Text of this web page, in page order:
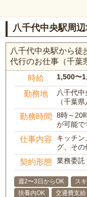
八千代中央駅周
八千代中央駅から徒
代行のお仕事（千葉
時給 1,500〜
勤務地
八千代
（千葉
勤務時間
8時～20
が可能で
仕事内容
キッチ
グ、その
契約形態 業務委託
週2〜3日からOK ス
扶養内OK
交通費支給